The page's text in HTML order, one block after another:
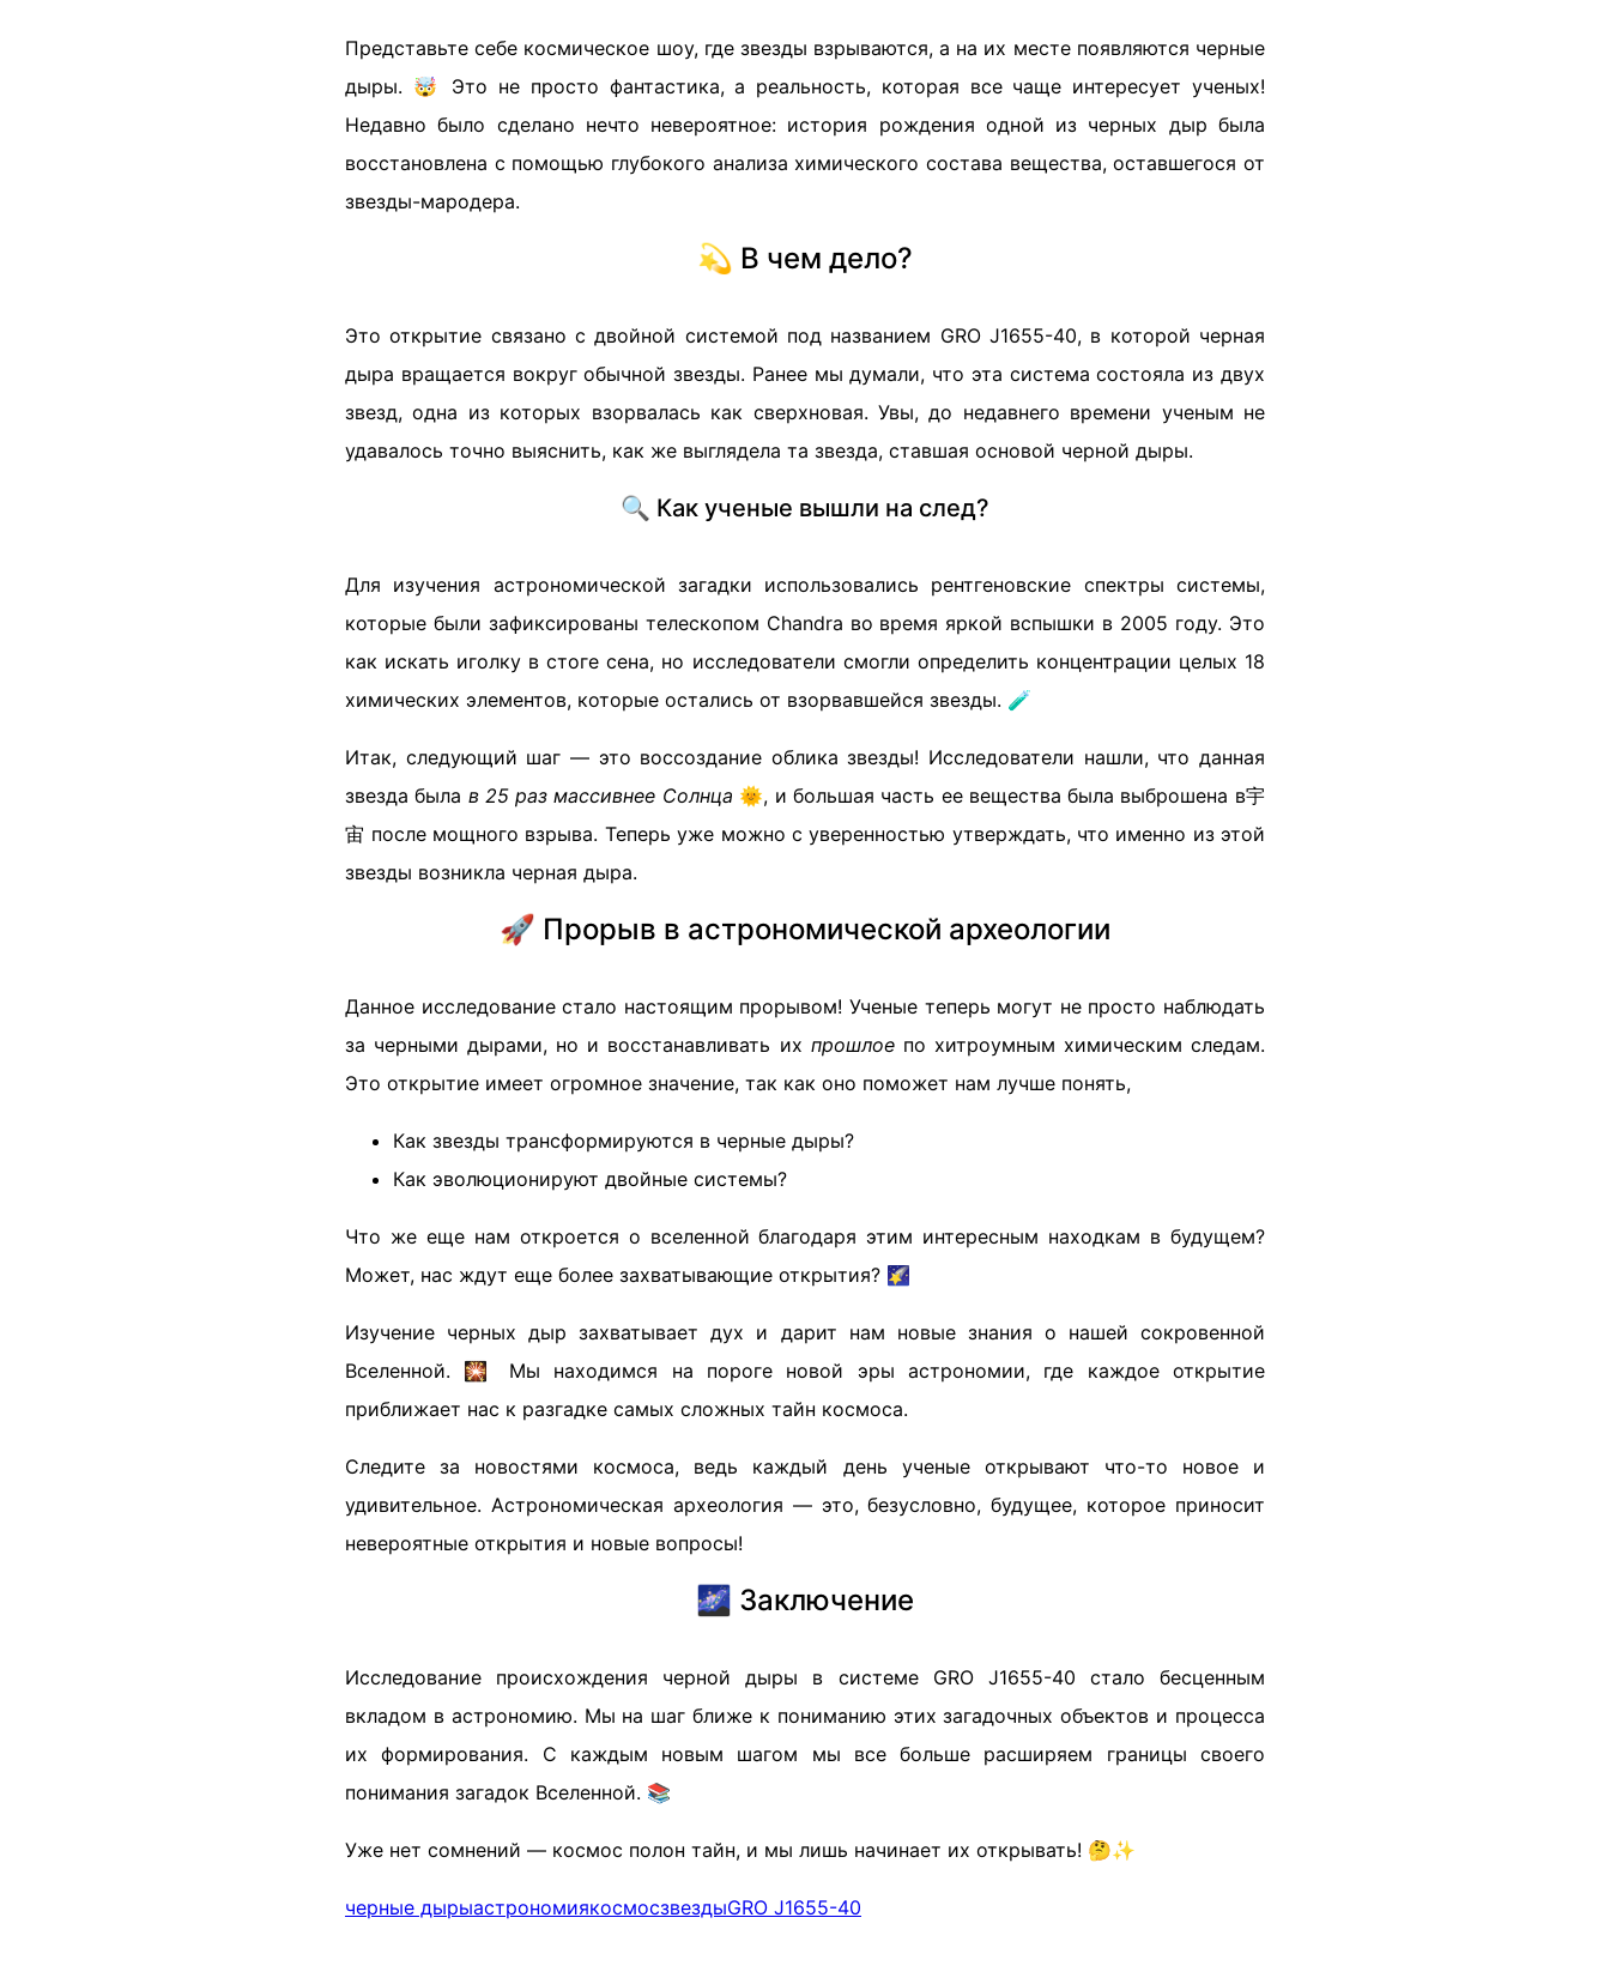
Представьте себе космическое шоу, где звезды взрываются, а на их месте появляются черные
дыры. 🤯 Это не просто фантастика, а реальность, которая все чаще интересует ученых!
Недавно было сделано нечто невероятное: история рождения одной из черных дыр была
восстановлена с помощью глубокого анализа химического состава вещества, оставшегося от
звезды-мародера.
💫 В чем дело?
Это открытие связано с двойной системой под названием GRO J1655-40, в которой черная
дыра вращается вокруг обычной звезды. Ранее мы думали, что эта система состояла из двух
звезд, одна из которых взорвалась как сверхновая. Увы, до недавнего времени ученым не
удавалось точно выяснить, как же выглядела та звезда, ставшая основой черной дыры.
🔍 Как ученые вышли на след?
Для изучения астрономической загадки использовались рентгеновские спектры системы,
которые были зафиксированы телескопом Chandra во время яркой вспышки в 2005 году. Это
как искать иголку в стоге сена, но исследователи смогли определить концентрации целых 18
химических элементов, которые остались от взорвавшейся звезды. 🧪
Итак, следующий шаг — это воссоздание облика звезды! Исследователи нашли, что данная
звезда была в 25 раз массивнее Солнца 🌞, и большая часть ее вещества была выброшена в宇
宙 после мощного взрыва. Теперь уже можно с уверенностью утверждать, что именно из этой
звезды возникла черная дыра.
🚀 Прорыв в астрономической археологии
Данное исследование стало настоящим прорывом! Ученые теперь могут не просто наблюдать
за черными дырами, но и восстанавливать их прошлоепо хитроумным химическим следам.
Это открытие имеет огромное значение, так как оно поможет нам лучше понять,
Как звезды трансформируются в черные дыры?
Как эволюционируют двойные системы?
Что же еще нам откроется о вселенной благодаря этим интересным находкам в будущем?
Может, нас ждут еще более захватывающие открытия? 🌠
Изучение черных дыр захватывает дух и дарит нам новые знания о нашей сокровенной
Вселенной. 🎇 Мы находимся на пороге новой эры астрономии, где каждое открытие
приближает нас к разгадке самых сложных тайн космоса.
Следите за новостями космоса, ведь каждый день ученые открывают что-то новое и
удивительное. Астрономическая археология — это, безусловно, будущее, которое приносит
невероятные открытия и новые вопросы!
🌌 Заключение
Исследование происхождения черной дыры в системе GRO J1655-40 стало бесценным
вкладом в астрономию. Мы на шаг ближе к пониманию этих загадочных объектов и процесса
их формирования. С каждым новым шагом мы все больше расширяем границы своего
понимания загадок Вселенной. 📚
Уже нет сомнений — космос полон тайн, и мы лишь начинает их открывать! 🤔✨
черные дырыастрономиякосмосзвездыGRO J1655-40